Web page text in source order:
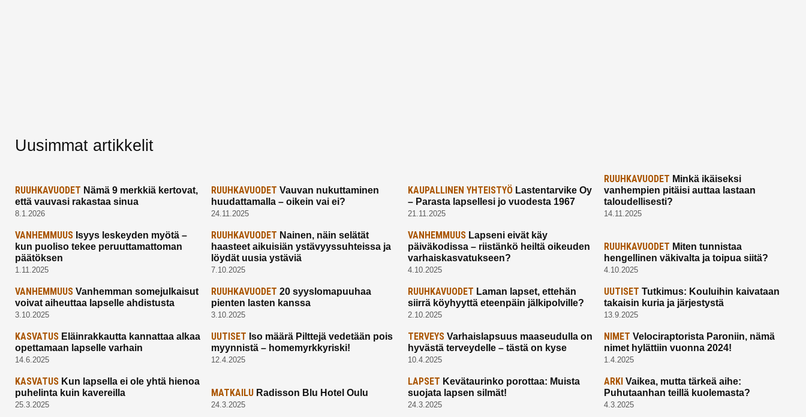
Uusimmat artikkelit
RUUHKAVUODET Nämä 9 merkkiä kertovat,
että vauvasi rakastaa sinua
8.1.2026
RUUHKAVUODET Vauvan nukuttaminen
huudattamalla – oikein vai ei?
24.11.2025
KAUPALLINEN YHTEISTYÖLastentarvike Oy
– Parasta lapsellesi jo vuodesta 1967
21.11.2025
RUUHKAVUODET Minkä ikäiseksi
vanhempien pitäisi auttaa lastaan
taloudellisesti?
14.11.2025
VANHEMMUUS Isyys leskeyden myötä –
kun puoliso tekee peruuttamattoman
päätöksen
1.11.2025
RUUHKAVUODET Nainen, näin selätät
haasteet aikuisiän ystävyyssuhteissa ja
löydät uusia ystäviä
7.10.2025
VANHEMMUUSLapseni eivät käy
päiväkodissa – riistänkö heiltä oikeuden
varhaiskasvatukseen?
4.10.2025
RUUHKAVUODET Miten tunnistaa
hengellinen väkivalta ja toipua siitä?
4.10.2025
VANHEMMUUS Vanhemman somejulkaisut
voivat aiheuttaa lapselle ahdistusta
3.10.2025
RUUHKAVUODET 20 syyslomapuuhaa
pienten lasten kanssa
3.10.2025
RUUHKAVUODET Laman lapset, ettehän
siirrä köyhyyttä eteenpäin jälkipolville?
2.10.2025
UUTISET Tutkimus: Kouluihin kaivataan
takaisin kuria ja järjestystä
13.9.2025
KASVATUS Eläinrakkautta kannattaa alkaa
opettamaan lapselle varhain
14.6.2025
UUTISET Iso määrä Pilttejä vedetään pois
myynnistä – homemyrkkyriski!
12.4.2025
TERVEYSVarhaislapsuus maaseudulla on
hyvästä terveydelle – tästä on kyse
10.4.2025
NIMET Velociraptorista Paroniin, nämä
nimet hylättiin vuonna 2024!
1.4.2025
KASVATUS Kun lapsella ei ole yhtä hienoa
puhelinta kuin kavereilla
25.3.2025
MATKAILU Radisson Blu Hotel Oulu
24.3.2025
LAPSET Kevätaurinko porottaa: Muista
suojata lapsen silmät!
24.3.2025
ARKI Vaikea, mutta tärkeä aihe:
Puhutaanhan teillä kuolemasta?
4.3.2025